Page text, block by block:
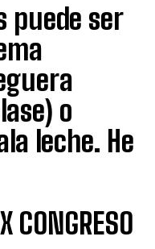
puede ser
o
leche. He
CONGRESO